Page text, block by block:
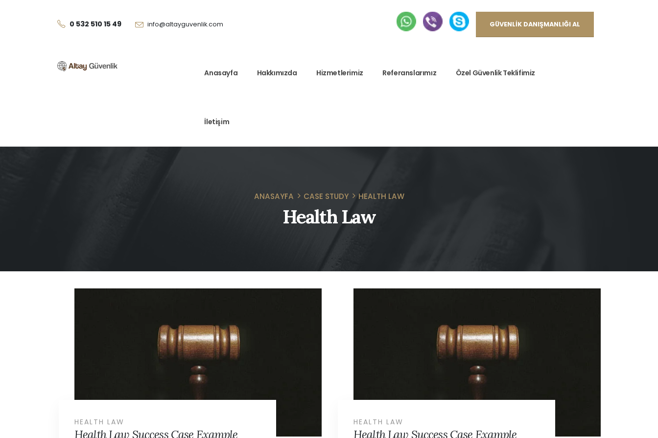
0 532 510 15 49 info@altayguvenlik.com GÜVENLIK DANIŞMANLIĞI AL
Anasayfa Hakkımızda Hizmetlerimiz Referanslarımız Özel Güvenlik Teklifimiz
İletişim
ANASAYFA CASE STUDY HEALTH LAW
Health Law
Health Law Success Case Example
HEALTH LAW
Health Law Success Case Example
HEALTH LAW